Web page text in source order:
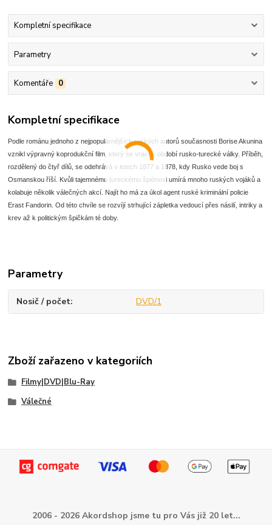
Kompletní specifikace
Parametry
Komentáře 0
Kompletní specifikace
Podle románu jednoho z nejpopulárnějších ruských autorů současnosti Borise Akunina
vznikl výpravný koprodukční film, který se vrací k období rusko-turecké války. Příběh,
rozdělený do čtyř dílů, se odehrává v letech 1877 a 1878, kdy Rusko vede boj s
Osmanskou říší. Kvůli tajemnému tureckému špiónovi umírá mnoho ruských vojáků a
kolabuje několik válečných akcí. Najít ho má za úkol agent ruské kriminální policie
Erast Fandorin. Od této chvíle se rozvíjí strhující zápletka vedoucí přes násilí, intriky a
krev až k politickým špičkám té doby.
Parametry
Nosič / počet DVD/1
Zboží zařazeno v kategoriích
Filmy|DVD|Blu-Ray
Válečné
2006 - 2026 Akordshop jsme tu pro Vás již 20 let...